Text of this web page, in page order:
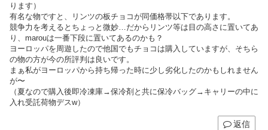
ります）
有名な物ですと、リンツの板チョコが同価格帯以下であります。
競争力を考えるとちょっと微妙…だからリンツ等は目の高さに置いてあ
り、marouは一番下段に置いてあるのかも？
ヨーロッパを周遊したので他国でもチョコは購入していますが、そちら
の物の方が今の所評判は良いです。
まぁ私がヨーロッパから持ち帰った時に少し劣化したのかもしれません
が〜
（夏なので購入後即冷凍庫→保冷剤と共に保冷バッグ→キャリーの中に
入れ受託荷物デスw）
返信